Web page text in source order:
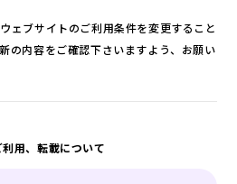
ェブサイトのご利用条件を変更すること
の内容をご確認下さいますよう、お願い
用、転載について